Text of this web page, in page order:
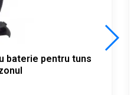
baterie pentru tuns